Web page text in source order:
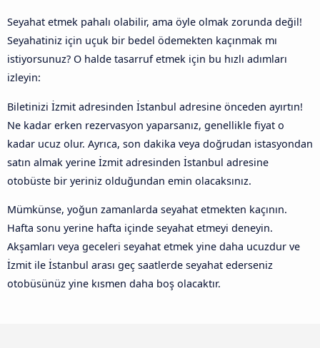
Seyahat etmek pahalı olabilir, ama öyle olmak zorunda değil!
Seyahatiniz için uçuk bir bedel ödemekten kaçınmak mı
istiyorsunuz? O halde tasarruf etmek için bu hızlı adımları
izleyin:
Biletinizi İzmit adresinden İstanbul adresine önceden ayırtın!
Ne kadar erken rezervasyon yaparsanız, genellikle fiyat o
kadar ucuz olur. Ayrıca, son dakika veya doğrudan istasyondan
satın almak yerine İzmit adresinden İstanbul adresine
otobüste bir yeriniz olduğundan emin olacaksınız.
Mümkünse, yoğun zamanlarda seyahat etmekten kaçının.
Hafta sonu yerine hafta içinde seyahat etmeyi deneyin.
Akşamları veya geceleri seyahat etmek yine daha ucuzdur ve
İzmit ile İstanbul arası geç saatlerde seyahat ederseniz
otobüsünüz yine kısmen daha boş olacaktır.